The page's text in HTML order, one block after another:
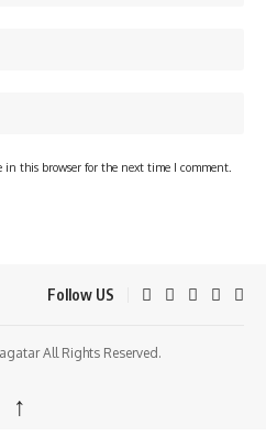
in this browser for the next time I comment.
Follow US
All Rights Reserved.
↑